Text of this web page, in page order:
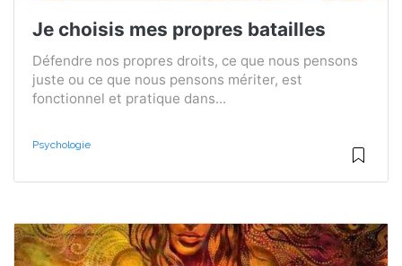
Je choisis mes propres batailles
Défendre nos propres droits, ce que nous pensons
juste ou ce que nous pensons mériter, est
fonctionnel et pratique dans...
Psychologie